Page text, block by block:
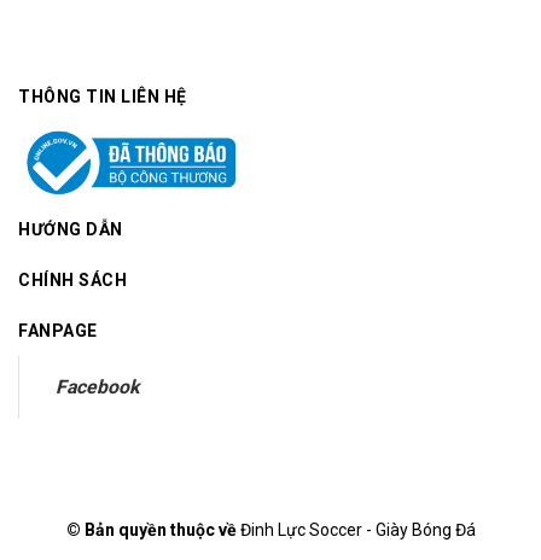
THÔNG TIN LIÊN HỆ
HƯỚNG DẪN
CHÍNH SÁCH
FANPAGE
Facebook
© Bản quyền thuộc vềĐinh Lực Soccer - Giày Bóng Đá